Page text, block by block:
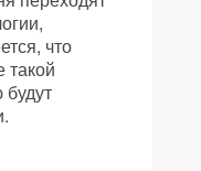
что
такой